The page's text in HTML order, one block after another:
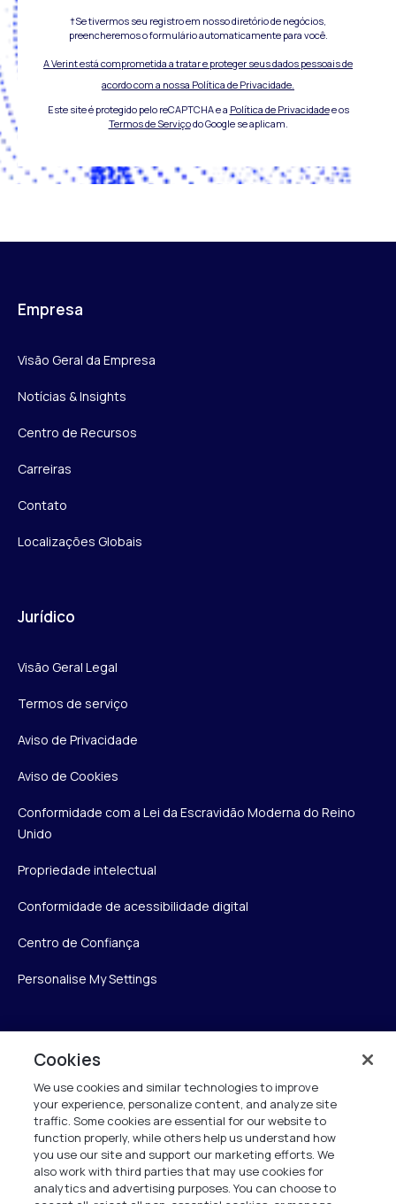
†Se tivermos seu registro em nosso diretório de negócios,
preencheremos o formulário automaticamente para você.
A Verint está comprometida a tratar e proteger seus dados pessoais de
acordo com a nossa Política de Privacidade.
Este site é protegido pelo reCAPTCHA e a Política de Privacidadee os
Termos de Serviçodo Google se aplicam.
Empresa
Visão Geral da Empresa
Notícias & Insights
Centro de Recursos
Carreiras
Contato
Localizações Globais
Jurídico
Visão Geral Legal
Termos de serviço
Aviso de Privacidade
Aviso de Cookies
Conformidade com a Lei da Escravidão Moderna do Reino
Unido
Propriedade intelectual
Conformidade de acessibilidade digital
Centro de Confiança
Personalise My Settings
Verint
Verint Systems Inc.
175 Broadhollow Rd, Ste 100
Melville, NY 11747
1 (800) 483-7468
Cookies
We use cookies and similar technologies to improve
your experience, personalize content, and analyze site
traffic. Some cookies are essential for our website to
function properly, while others help us understand how
you use our site and support our marketing efforts. We
also work with third parties that may use cookies for
analytics and advertising purposes. You can choose to